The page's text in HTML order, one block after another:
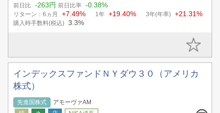
前日比 -263円 前日比率 -0.38%
リターン：6ヵ月 +7.49% 1年 +19.40% 3年(年率) +21.31%
購入時手数料(税込) 3.3%
インデックスファンドＮＹダウ３０（アメリカ
株式）
先進国株式 アモーヴァAM